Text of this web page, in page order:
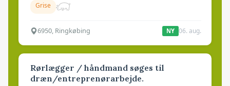
Grise
6950, Ringkøbing NY 06. aug.
Rørlægger / håndmand søges til
dræn/entreprenørarbejde.